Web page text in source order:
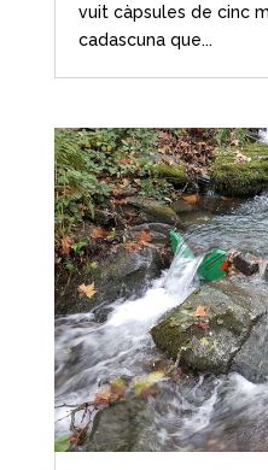
vuit càpsules de cinc
cadascuna que...